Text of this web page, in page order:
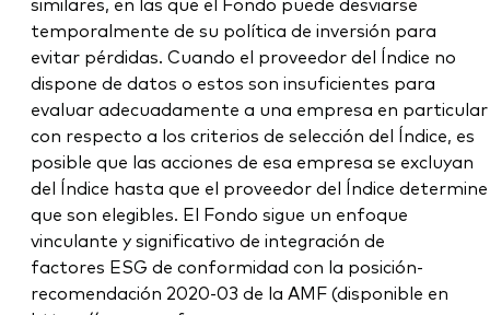
temporalmente de su política de inversión para
evitar pérdidas. Cuando el proveedor del Índice no
dispone de datos o estos son insuficientes para
evaluar adecuadamente a una empresa en particular
con respecto a los criterios de selección del Índice, es
posible que las acciones de esa empresa se excluyan
del Índice hasta que el proveedor del Índice determine
que son elegibles. El Fondo sigue un enfoque
vinculante y significativo de integración de
factores ESG de conformidad con la posición-
recomendación 2020-03 de la AMF (disponible en